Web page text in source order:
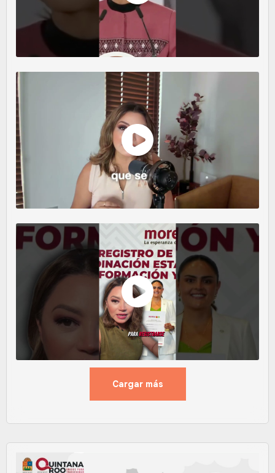
Cargar más